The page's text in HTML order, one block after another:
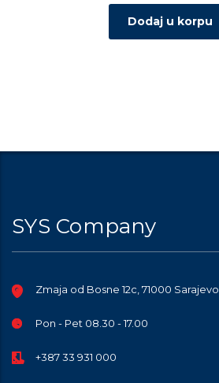
Dodaj u korpu
SYS Company
Zmaja od Bosne 12c, 71000 Sarajevo
Pon - Pet 08.30 - 17.00
+387 33 931 000